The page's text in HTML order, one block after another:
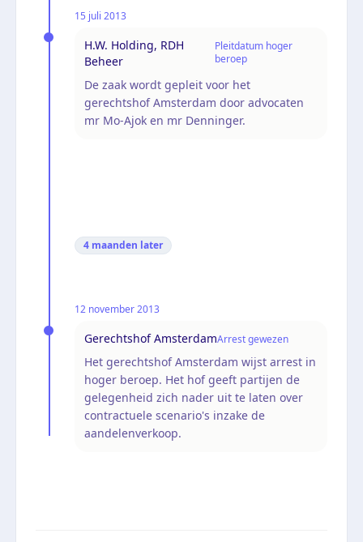
15 juli 2013
H.W. Holding, RDH
Beheer
Pleitdatum hoger
beroep
De zaak wordt gepleit voor het
gerechtshof Amsterdam door advocaten
mr Mo-Ajok en mr Denninger.
4 maanden later
12 november 2013
Gerechtshof AmsterdamArrest gewezen
Het gerechtshof Amsterdam wijst arrest in
hoger beroep. Het hof geeft partijen de
gelegenheid zich nader uit te laten over
contractuele scenario's inzake de
aandelenverkoop.